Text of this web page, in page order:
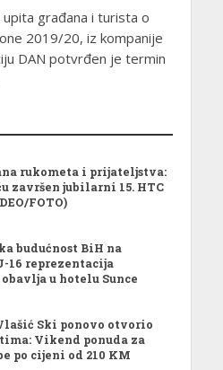
građana i turista o
2019/20, iz kompanije
DAN potvrđen je termin
rukometa i prijateljstva:
završen jubilarni 15. HTC
FOTO)
budućnost BiH na
16 reprezentacija
u hotelu Sunce
Ski ponovo otvorio
Vikend ponuda za
po cijeni od 210 KM